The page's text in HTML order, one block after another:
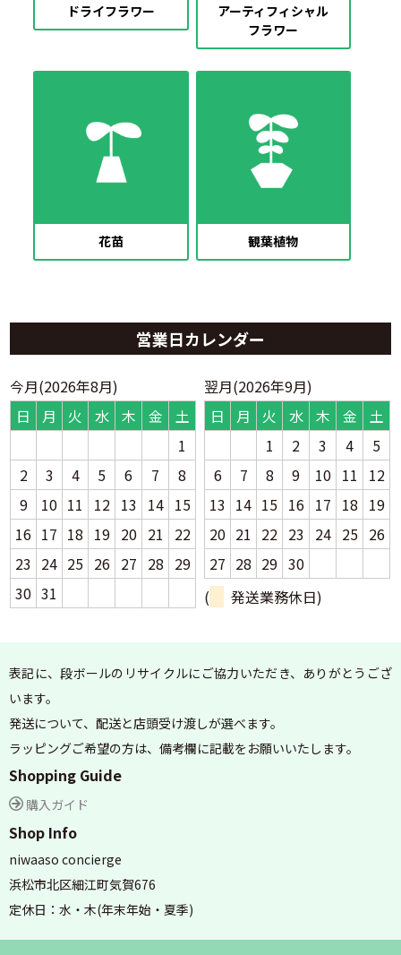
ドライフラワー
アーティフィシャル
フラワー
花苗 観葉植物
営業日カレンダー
今月(2026年8月)
日
月 火 水 木 金
土
1
2
3 4 5 6 7
8
9
10 11 12 13 14 15
16 17 18 19 20 21
22
23 24 25 26 27 28 29
30 31
翌月(2026年9月)
日
月 火 水 木 金
土
1
2 3 4
5
6
7 8 9 10 11
12
13 14 15 16 17 18 19
20 21 22 23 24 25 26
27 28 29 30
(
発送業務休日)
表記に、段ボールのリサイクルにご協力いただき、ありがとうござ
います。
発送について、配送と店頭受け渡しが選べます。
ラッピングご希望の方は、備考欄に記載をお願いいたします。
Shopping Guide
購入ガイド
Shop Info
niwaaso concierge
浜松市北区細江町気賀676
定休日：水・木(年末年始・夏季)